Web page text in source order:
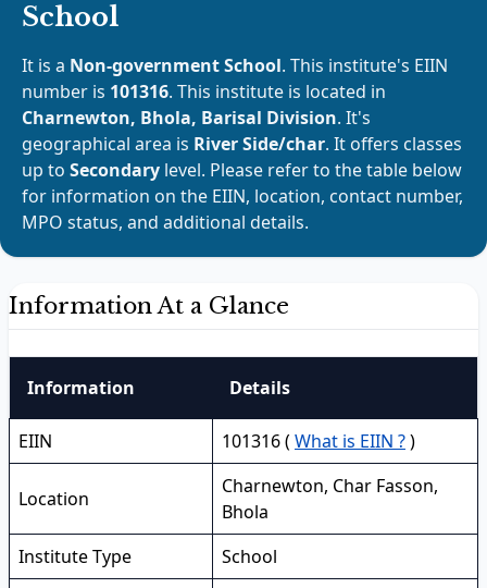
School
It is a Non-government School. This institute's EIIN
number is 101316. This institute is located in
Charnewton, Bhola, Barisal Division. It's
geographical area is River Side/char. It offers classes
up to Secondary level. Please refer to the table below
for information on the EIIN, location, contact number,
MPO status, and additional details.
Information At a Glance
Information Details
EIIN 101316 ( What is EIIN ?)
Location
Charnewton, Char Fasson,
Bhola
Institute Type
School